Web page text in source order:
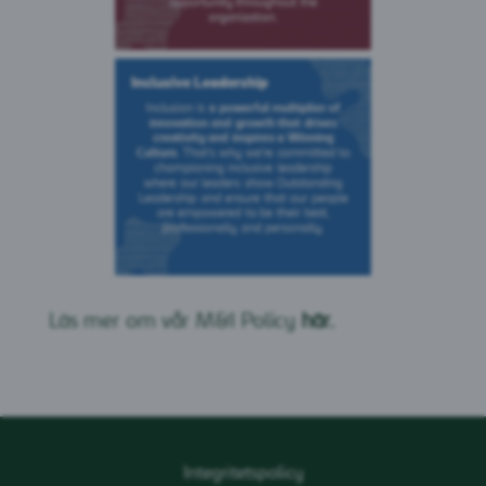
Läs mer om vår M&I Policy här.
Integritetspolicy